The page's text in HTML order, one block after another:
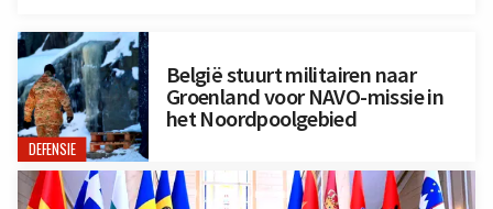
DEFENSIE
België stuurt militairen naar
Groenland voor NAVO-missie in
het Noordpoolgebied